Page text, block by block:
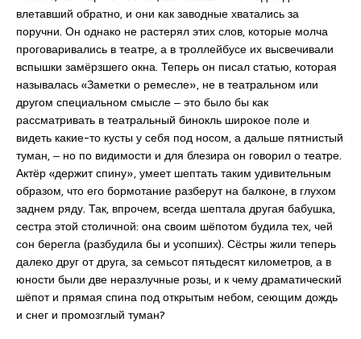
влетавший обратно, и они как заводные хватались за
поручни. Он однако не растерял этих слов, которые молча
проговаривались в театре, а в троллейбусе их высвечивали
вспышки замёрзшего окна. Теперь он писал статью, которая
называлась «Заметки о ремесле», не в театральном или
другом специальном смысле ‒ это было бы как
рассматривать в театральный бинокль широкое поле и
видеть какие-то кусты у себя под носом, а дальше пятнистый
туман, ‒ но по видимости и для блезира он говорил о театре.
Актёр «держит спину», умеет шептать таким удивительным
образом, что его бормотание разберут на балконе, в глухом
заднем ряду. Так, впрочем, всегда шептала другая бабушка,
сестра этой столичной: она своим шёпотом будила тех, чей
сон берегла (разбудила бы и усопших). Сёстры жили теперь
далеко друг от друга, за семьсот пятьдесят километров, а в
юности были две неразлучные розы, и к чему драматический
шёпот и прямая спина под открытым небом, сеющим дождь
и снег и промозглый туман?